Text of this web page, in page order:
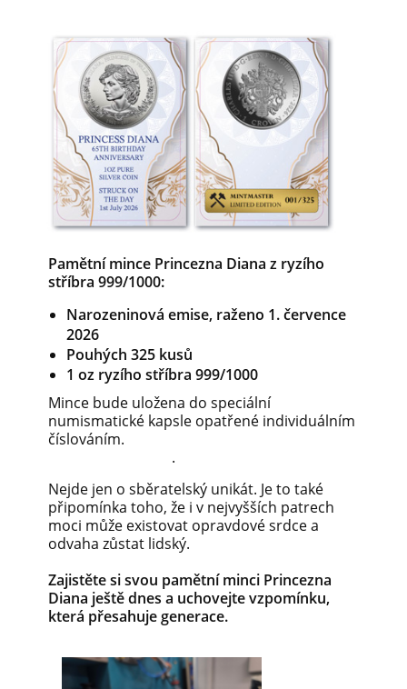
Pamětní mince Princezna Diana z ryzího
stříbra 999/1000:
Narozeninová emise, raženo 1. července
2026
Pouhých 325 kusů
1 oz ryzího stříbra 999/1000
Mince bude uložena do speciální
numismatické kapsle opatřené individuálním
číslováním.
.
Nejde jen o sběratelský unikát. Je to také
připomínka toho, že i v nejvyšších patrech
moci může existovat opravdové srdce a
odvaha zůstat lidský.
Zajistěte si svou pamětní minci Princezna
Diana ještě dnes a uchovejte vzpomínku,
která přesahuje generace.